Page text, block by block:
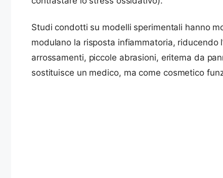
Studi condotti su modelli sperimentali hanno
modulano la risposta infiammatoria, riducendo
arrossamenti, piccole abrasioni, eritema da
sostituisce un medico, ma come cosmetico